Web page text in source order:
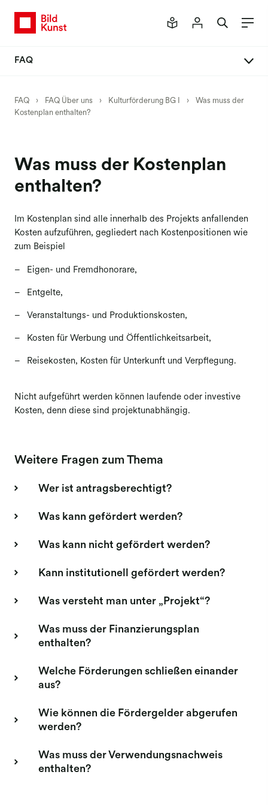
FAQ
Kulturförderung BG I
Kulturförderung BG III
FAQ › FAQ Über uns › Kulturförderung BG I ›
Was muss der
Kostenplan enthalten?
Was muss der Kostenplan
enthalten?
Im Kostenplan sind alle innerhalb des Projekts anfallenden
Kosten aufzuführen, gegliedert nach Kostenpositionen wie
zum Beispiel
Eigen- und Fremdhonorare,
Entgelte,
Veranstaltungs- und Produktionskosten,
Kosten für Werbung und Öffentlichkeitsarbeit,
Reisekosten, Kosten für Unterkunft und Verpflegung.
​​​​​​​Nicht aufgeführt werden können laufende oder investive
Kosten, denn diese sind projektunabhängig.
Weitere Fragen zum Thema
Wer ist antragsberechtigt?
Was kann gefördert werden?
Was kann nicht gefördert werden?
Kann institutionell gefördert werden?
Was versteht man unter „Projekt“?
Was muss der Finanzierungsplan
enthalten?
Welche Förderungen schließen einander
aus?
Wie können die Fördergelder abgerufen
werden?
Was muss der Verwendungsnachweis
enthalten?